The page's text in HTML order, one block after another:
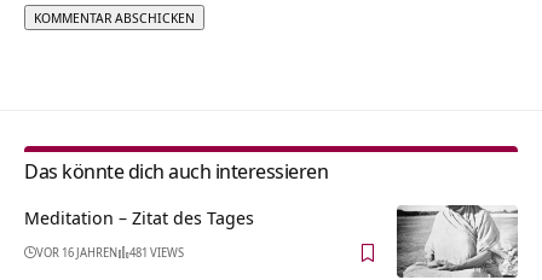
Das könnte dich auch interessieren
Meditation – Zitat des Tages
VOR 16 JAHREN 481 VIEWS